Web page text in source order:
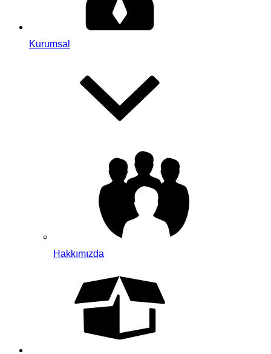
Kurumsal
Hakkımızda